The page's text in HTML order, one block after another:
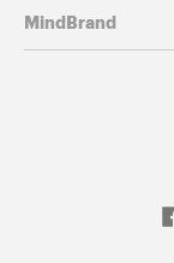
MindBrand